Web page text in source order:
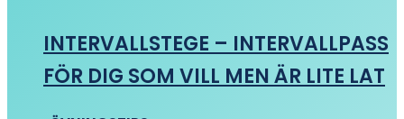
INTERVALLSTEGE – INTERVALLPASS
FÖR DIG SOM VILL MEN ÄR LITE LAT